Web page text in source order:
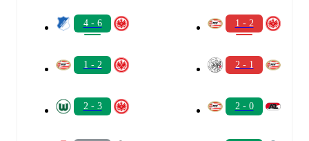
4 - 6
1 - 2
2 - 3
1 - 2
2 - 1
2 - 0